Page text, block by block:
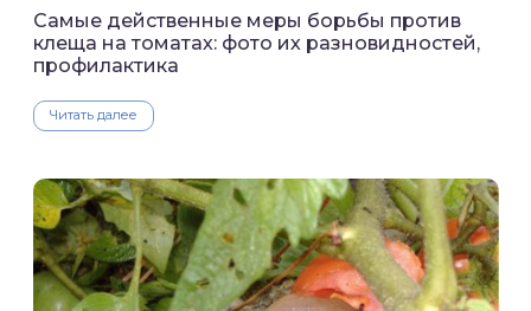
Самые действенные меры борьбы против
клеща на томатах: фото их разновидностей,
профилактика
Читать далее